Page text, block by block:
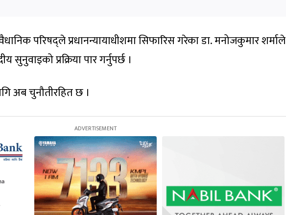
परिषद्ले प्रधानन्यायाधीशमा सिफारिस गरेका डा. मनोजकुमार शर्माले
प्रक्रिया पार गर्नुपर्छ ।
अब चुनौतीरहित छ ।